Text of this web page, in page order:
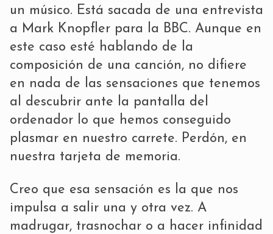
un músico. Está sacada de una entrevista
a Mark Knopfler para la BBC. Aunque en
este caso esté hablando de la
composición de una canción, no difiere
en nada de las sensaciones que tenemos
al descubrir ante la pantalla del
ordenador lo que hemos conseguido
plasmar en nuestro carrete. Perdón, en
nuestra tarjeta de memoria.
Creo que esa sensación es la que nos
impulsa a salir una y otra vez. A
madrugar, trasnochar o a hacer infinidad